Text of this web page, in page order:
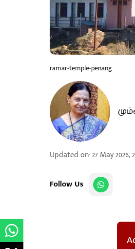
ramar-temple-penang
Updated on:27 May 2026,
Follow Us